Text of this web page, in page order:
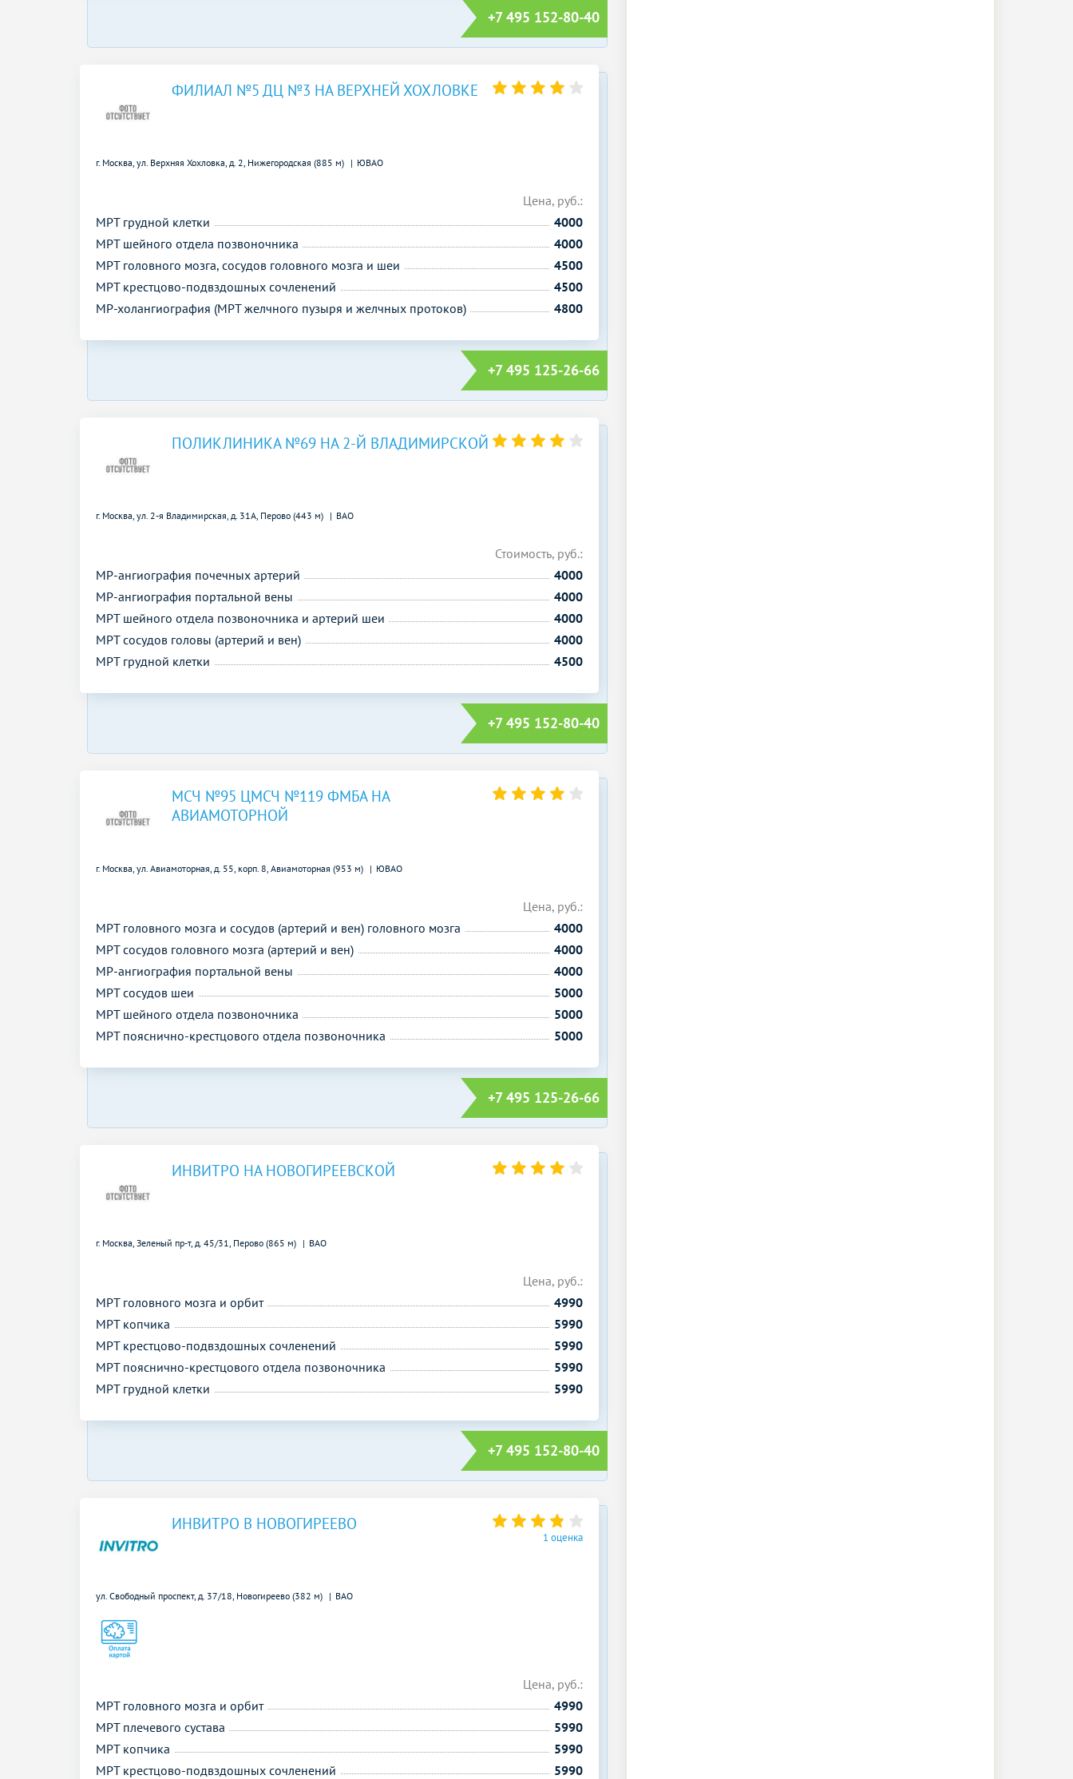
+7 495 152-80-40
ФИЛИАЛ №5 ДЦ №3 НА ВЕРХНЕЙ ХОХЛОВКЕ
г. Москва, ул. Верхняя Хохловка, д. 2, Нижегородская (885 м) ЮВАО
Цена, руб.:
МРТ грудной клетки
4000
МРТ шейного отдела позвоночника
4000
МРТ головного мозга, сосудов головного мозга и шеи
4500
МРТ крестцово-подвздошных сочленений
4500
МР-холангиография (МРТ желчного пузыря и желчных протоков)
4800
+7 495 125-26-66
ПОЛИКЛИНИКА №69 НА 2-Й ВЛАДИМИРСКОЙ
г. Москва, ул. 2-я Владимирская, д. 31А, Перово (443 м) ВАО
Стоимость, руб.:
МР-ангиография почечных артерий
4000
МР-ангиография портальной вены
4000
МРТ шейного отдела позвоночника и артерий шеи
4000
МРТ сосудов головы (артерий и вен)
4000
МРТ грудной клетки
4500
+7 495 152-80-40
МСЧ №95 ЦМСЧ №119 ФМБА НА
АВИАМОТОРНОЙ
г. Москва, ул. Авиамоторная, д. 55, корп. 8, Авиамоторная (953 м) ЮВАО
Цена, руб.:
МРТ головного мозга и сосудов (артерий и вен) головного мозга
4000
МРТ сосудов головного мозга (артерий и вен)
4000
МР-ангиография портальной вены
4000
МРТ сосудов шеи
5000
МРТ шейного отдела позвоночника
5000
МРТ пояснично-крестцового отдела позвоночника
5000
+7 495 125-26-66
ИНВИТРО НА НОВОГИРЕЕВСКОЙ
г. Москва, Зеленый пр-т, д. 45/31, Перово (865 м) ВАО
Цена, руб.:
МРТ головного мозга и орбит
4990
МРТ копчика
5990
МРТ крестцово-подвздошных сочленений
5990
МРТ пояснично-крестцового отдела позвоночника
5990
МРТ грудной клетки
5990
+7 495 152-80-40
ИНВИТРО В НОВОГИРЕЕВО
1 оценка
ул. Свободный проспект, д. 37/18, Новогиреево (382 м) ВАО
Цена, руб.:
МРТ головного мозга и орбит
4990
МРТ плечевого сустава
5990
МРТ копчика
5990
МРТ крестцово-подвздошных сочленений
5990